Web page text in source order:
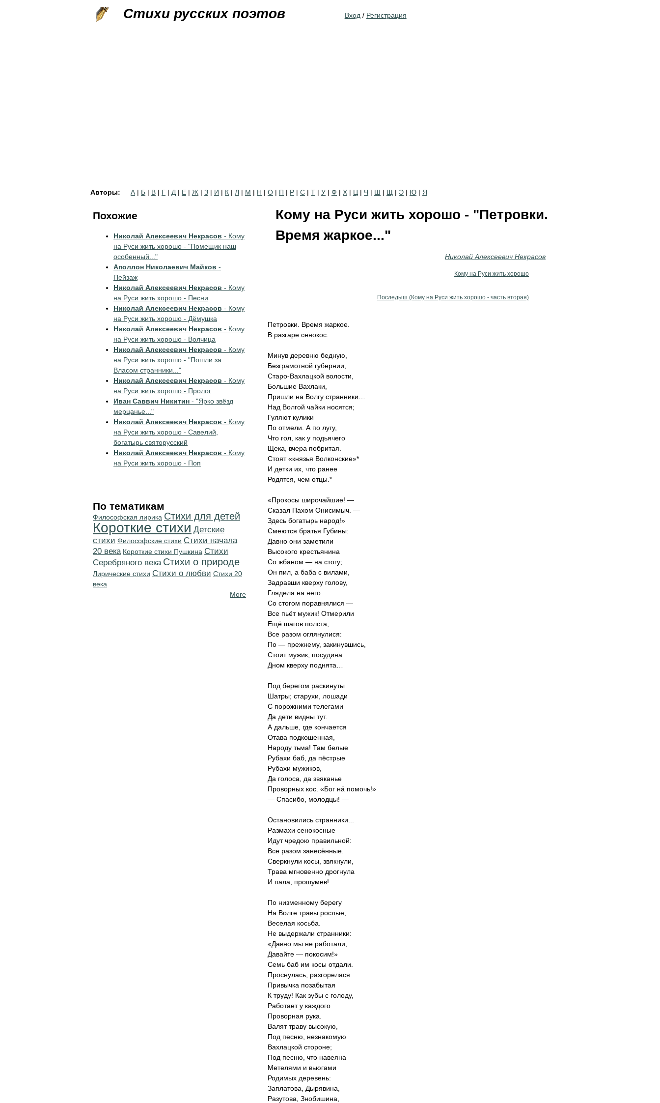
Стихи русских поэтов Вход / Регистрация
Авторы: А | Б | В | Г | Д | Е | Ж | З | И | К | Л | М | Н | О | П | Р | С | Т | У | Ф | Х | Ц | Ч | Ш | Щ | Э | Ю | Я
Кому на Руси жить хорошо - "Петровки.
Время жаркое..."
Николай Алексеевич Некрасов
Кому на Руси жить хорошо
Последыш (Кому на Руси жить хорошо - часть вторая)
Петровки. Время жаркое.
В разгаре сенокос.
Минув деревню бедную,
Безграмотной губернии,
Старо-Вахлацкой волости,
Большие Вахлаки,
Пришли на Волгу странники…
Над Волгой чайки носятся;
Гуляют кулики
По отмели. А по лугу,
Что гол, как у подьячего
Щека, вчера побритая.
Стоят «князья Волконские»*
И детки их, что ранее
Родятся, чем отцы. *
«Прокосы широчайшие! —
Сказал Пахом Онисимыч. —
Здесь богатырь народ!»
Смеются братья Губины:
Давно они заметили
Высокого крестьянина
Со жбаном — на стогу;
Он пил, а баба с вилами,
Задравши кверху голову,
Глядела на него.
Со стогом поравнялися —
Все пьёт мужик! Отмерили
Ещё шагов полста,
Все разом оглянулися:
По — прежнему, закинувшись,
Стоит мужик; посудина
Дном кверху поднята…
Под берегом раскинуты
Шатры; старухи, лошади
С порожними телегами
Да дети видны тут.
А дальше, где кончается
Отава подкошенная,
Народу тьма! Там белые
Рубахи баб, да пёстрые
Рубахи мужиков,
Да голоса, да звяканье
Проворных кос. «Бог на́ помочь!»
— Спасибо, молодцы! —
Остановились странники...
Размахи сенокосные
Идут чредою правильной:
Все разом занесённые.
Сверкнули косы, звякнули,
Трава мгновенно дрогнула
И пала, прошумев!
По низменному берегу
На Волге травы рослые,
Веселая косьба.
Не выдержали странники:
«Давно мы не работали,
Давайте — покосим!»
Семь баб им косы отдали.
Проснулась, разгорелася
Привычка позабытая
К труду! Как зубы с голоду,
Работает у каждого
Проворная рука.
Валят траву высокую,
Под песню, незнакомую
Вахлацкой стороне;
Под песню, что навеяна
Метелями и вьюгами
Родимых деревень:
Заплатова, Дырявина,
Разутова, Знобишина,
Похожие
Николай Алексеевич Некрасов - Кому
на Руси жить хорошо - "Помещик наш
особенный..."
Аполлон Николаевич Майков -
Пейзаж
Николай Алексеевич Некрасов - Кому
на Руси жить хорошо - Песни
Николай Алексеевич Некрасов - Кому
на Руси жить хорошо - Дёмушка
Николай Алексеевич Некрасов - Кому
на Руси жить хорошо - Волчица
Николай Алексеевич Некрасов - Кому
на Руси жить хорошо - "Пошли за
Власом странники..."
Николай Алексеевич Некрасов - Кому
на Руси жить хорошо - Пролог
Иван Саввич Никитин - "Ярко звёзд
мерцанье..."
Николай Алексеевич Некрасов - Кому
на Руси жить хорошо - Савелий,
богатырь святорусский
Николай Алексеевич Некрасов - Кому
на Руси жить хорошо - Поп
По тематикам
Философская лирика Стихи для детей
Короткие стихи Детские
стихи Философские стихи Cтихи начала
20 века Короткие стихи Пушкина Cтихи
Серебряного века Стихи о природе
Лирические стихи Стихи о любви Стихи 20
века
More